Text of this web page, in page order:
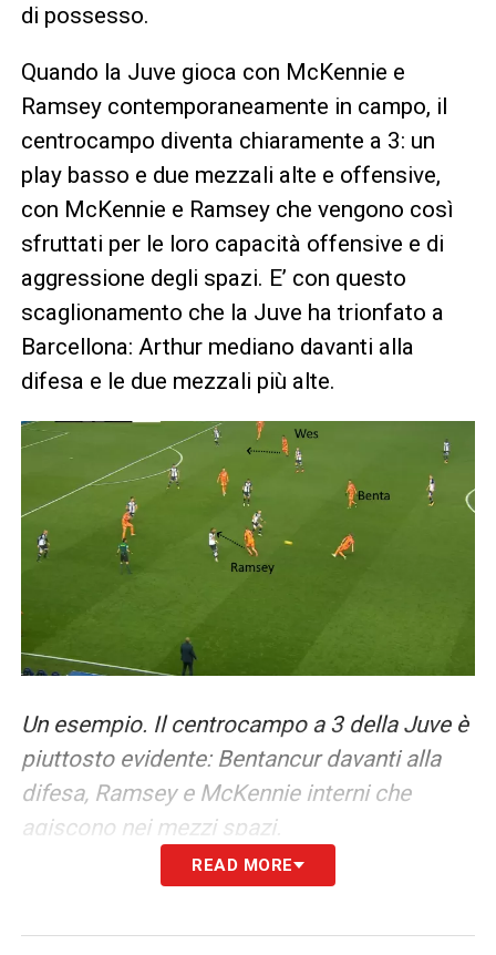
di possesso.
Quando la Juve gioca con McKennie e
Ramsey contemporaneamente in campo, il
centrocampo diventa chiaramente a 3: un
play basso e due mezzali alte e offensive,
con McKennie e Ramsey che vengono così
sfruttati per le loro capacità offensive e di
aggressione degli spazi. E’ con questo
scaglionamento che la Juve ha trionfato a
Barcellona: Arthur mediano davanti alla
difesa e le due mezzali più alte.
Un esempio. Il centrocampo a 3 della Juve è
piuttosto evidente: Bentancur davanti alla
difesa, Ramsey e McKennie interni che
agiscono nei mezzi spazi.
Ritorno alle origini per McKennie
Il problema è che mancano siaBentancur
READ MORE